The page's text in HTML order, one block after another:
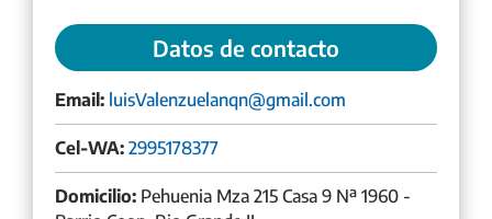
Datos de contacto
Email: luisValenzuelanqn@gmail.com
Cel-WA: 2995178377
Domicilio: Pehuenia Mza 215 Casa 9 Nª 1960 -